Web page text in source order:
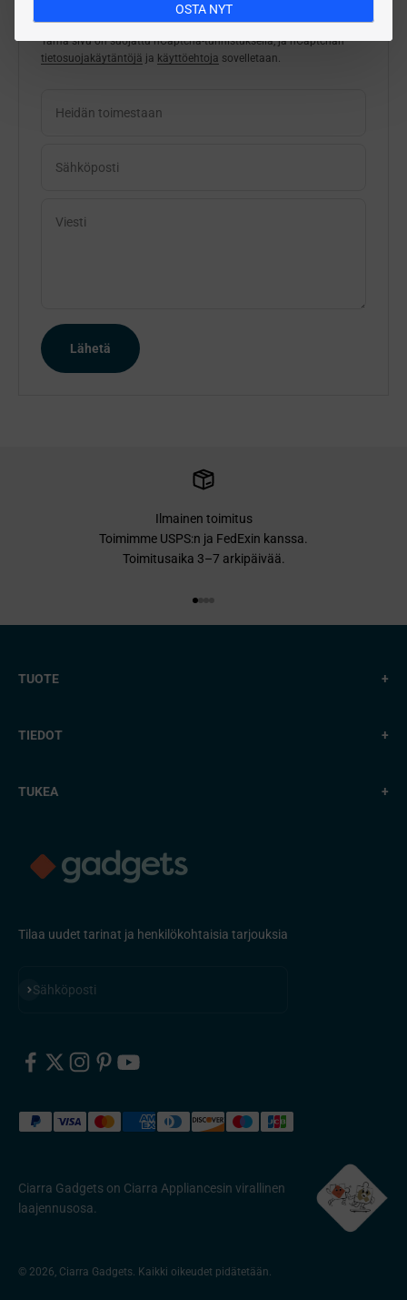
Kaikki kommentit moderoidaan ennen julkaisemista.
Tämä sivu on suojattu hCaptcha-tunnistuksella, ja hCaptchan
tietosuojakäytäntöjä ja käyttöehtoja sovelletaan.
Heidän toimestaan
Sähköposti
Viesti
Lähetä
Ilmainen toimitus
Toimimme USPS:n ja FedExin kanssa.
Toimitusaika 3–7 arkipäivää.
TUOTE +
TIEDOT +
TUKEA +
Tilaa uudet tarinat ja henkilökohtaisia ​​tarjouksia
Sähköposti
Tilaa
Ciarra Gadgets on Ciarra Appliancesin virallinen
laajennusosa.
© 2026, Ciarra Gadgets. Kaikki oikeudet pidätetään.
OSTA NYT